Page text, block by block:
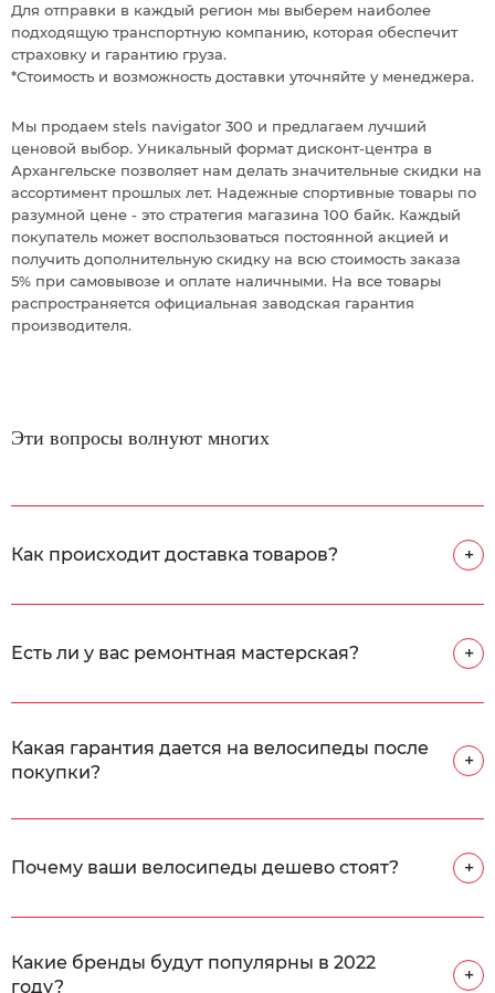
Для отправки в каждый регион мы выберем наиболее
подходящую транспортную компанию, которая обеспечит
страховку и гарантию груза.
*Стоимость и возможность доставки уточняйте у менеджера.
Мы продаем stels navigator 300 и предлагаем лучший
ценовой выбор. Уникальный формат дисконт-центра в
Архангельске позволяет нам делать значительные скидки на
ассортимент прошлых лет. Надежные спортивные товары по
разумной цене - это стратегия магазина 100 байк. Каждый
покупатель может воспользоваться постоянной акцией и
получить дополнительную скидку на всю стоимость заказа
5% при самовывозе и оплате наличными. На все товары
распространяется официальная заводская гарантия
производителя.
Эти вопросы волнуют многих
Как происходит доставка товаров? +
Есть ли у вас ремонтная мастерская? +
Какая гарантия дается на велосипеды после
покупки?
+
Почему ваши велосипеды дешево стоят? +
Какие бренды будут популярны в 2022
году?
+